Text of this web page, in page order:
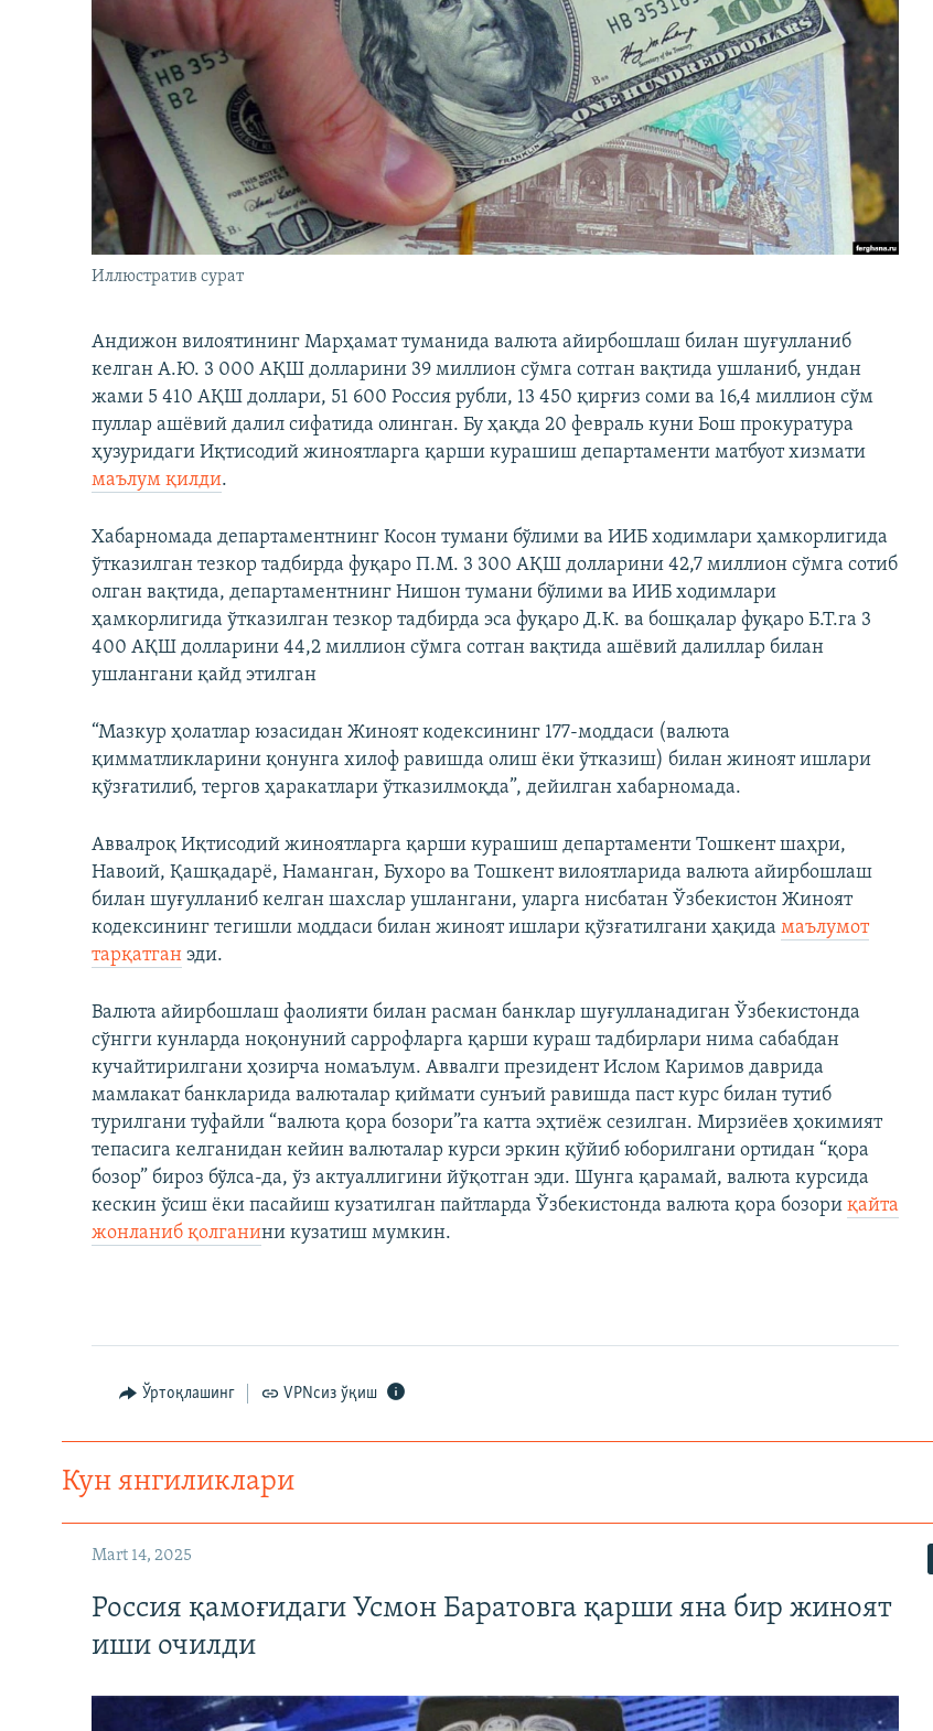
Иллюстратив сурат
Андижон вилоятининг Марҳамат туманида валюта айирбошлаш билан шуғулланиб
келган А.Ю. 3 000 АҚШ долларини 39 миллион сўмга сотган вақтида ушланиб, ундан
жами 5 410 АҚШ доллари, 51 600 Россия рубли, 13 450 қирғиз соми ва 16,4 миллион сўм
пуллар ашёвий далил сифатида олинган. Бу ҳақда 20 февраль куни Бош прокуратура
ҳузуридаги Иқтисодий жиноятларга қарши курашиш департаменти матбуот хизмати
маълум қилди.
Хабарномада департаментнинг Косон тумани бўлими ва ИИБ ходимлари ҳамкорлигида
ўтказилган тезкор тадбирда фуқаро П.М. 3 300 АҚШ долларини 42,7 миллион сўмга сотиб
олган вақтида, департаментнинг Нишон тумани бўлими ва ИИБ ходимлари
ҳамкорлигида ўтказилган тезкор тадбирда эса фуқаро Д.К. ва бошқалар фуқаро Б.Т.га 3
400 АҚШ долларини 44,2 миллион сўмга сотган вақтида ашёвий далиллар билан
ушлангани қайд этилган
“Мазкур ҳолатлар юзасидан Жиноят кодексининг 177-моддаси (валюта
қимматликларини қонунга хилоф равишда олиш ёки ўтказиш) билан жиноят ишлари
қўзғатилиб, тергов ҳаракатлари ўтказилмоқда”, дейилган хабарномада.
Аввалроқ Иқтисодий жиноятларга қарши курашиш департаменти Тошкент шаҳри,
Навоий, Қашқадарё, Наманган, Бухоро ва Тошкент вилоятларида валюта айирбошлаш
билан шуғулланиб келган шахслар ушлангани, уларга нисбатан Ўзбекистон Жиноят
кодексининг тегишли моддаси билан жиноят ишлари қўзғатилгани ҳақида маълумот
тарқатган эди.
Валюта айирбошлаш фаолияти билан расман банклар шуғулланадиган Ўзбекистонда
сўнгги кунларда ноқонуний саррофларга қарши кураш тадбирлари нима сабабдан
кучайтирилгани ҳозирча номаълум. Аввалги президент Ислом Каримов даврида
мамлакат банкларида валюталар қиймати сунъий равишда паст курс билан тутиб
турилгани туфайли “валюта қора бозори”га катта эҳтиёж сезилган. Мирзиёев ҳокимият
тепасига келганидан кейин валюталар курси эркин қўйиб юборилгани ортидан “қора
бозор” бироз бўлса-да, ўз актуаллигини йўқотган эди. Шунга қарамай, валюта курсида
кескин ўсиш ёки пасайиш кузатилган пайтларда Ўзбекистонда валюта қора бозори қайта
жонланиб қолганини кузатиш мумкин.
Ўртоқлашинг VPNсиз ўқиш
Кун янгиликлари
Mart 14, 2025
Россия қамоғидаги Усмон Баратовга қарши яна бир жиноят
иши очилди